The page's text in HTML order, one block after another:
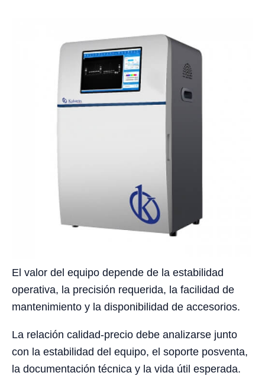
El valor del equipo depende de la estabilidad
operativa, la precisión requerida, la facilidad de
mantenimiento y la disponibilidad de accesorios.
La relación calidad-precio debe analizarse junto
con la estabilidad del equipo, el soporte posventa,
la documentación técnica y la vida útil esperada.